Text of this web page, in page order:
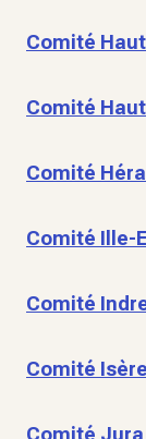
Comité
Comité
Comité
Comité Ille-
Comité
Comité Isère
Comité Jura